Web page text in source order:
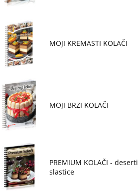
MOJI KREMASTI KOLAČI
MOJI BRZI KOLAČI
PREMIUM KOLAČI - deserti i
slastice